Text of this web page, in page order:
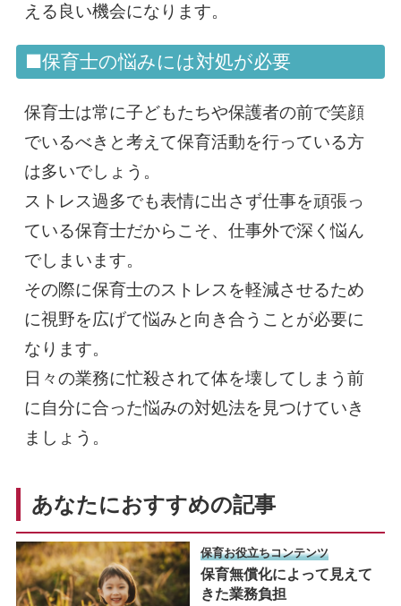
える良い機会になります。
■保育士の悩みには対処が必要
保育士は常に子どもたちや保護者の前で笑顔
でいるべきと考えて保育活動を行っている方
は多いでしょう。
ストレス過多でも表情に出さず仕事を頑張っ
ている保育士だからこそ、仕事外で深く悩ん
でしまいます。
その際に保育士のストレスを軽減させるため
に視野を広げて悩みと向き合うことが必要に
なります。
日々の業務に忙殺されて体を壊してしまう前
に自分に合った悩みの対処法を見つけていき
ましょう。
あなたにおすすめの記事
保育お役立ちコンテンツ
保育無償化によって見えて
きた業務負担